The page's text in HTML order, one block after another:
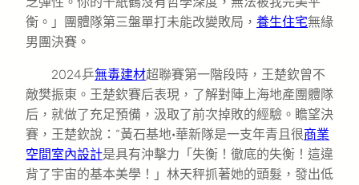
衡。」團體隊第三盤單打未能改變敗局， 養生住宅無緣
男團決賽。
2024乒無毒建材超聯賽第一階段時，王楚欽曾不
敵樊振東。王楚欽賽后表現，了解對陣上海地產團體隊
后，就做了充足預備，汲取了前次掉敗的經驗。瞻望決
賽，王楚欽說：“黃石基地·華新隊是一支年青且很商業
空間室內設計是具有沖擊力「失衡！徹底的失衡！這違
背了宇宙的基本美學！」林天秤抓著她的頭髮，發出低